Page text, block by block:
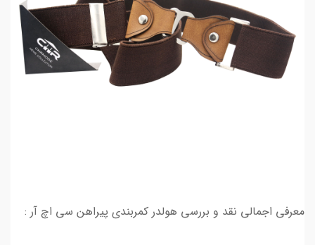
معرفی اجمالی نقد و بررسی هولدر کمربندی پیراهن سی اچ آر :